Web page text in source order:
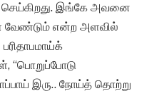
செய்கிறது. இங்கே அவனை
வேண்டும் என்ற அளவில்
“பொறுப்போடு
இரு.. நோய்த் தொற்று